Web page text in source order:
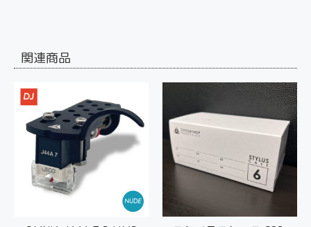
関連商品